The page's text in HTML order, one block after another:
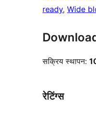
ready, Wide
सक्रिय स्थापन:
रेटिंग्स